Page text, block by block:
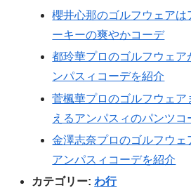
櫻井心那のゴルフウェア
ーキーの爽やかコーデ
都玲華プロのゴルフウェア
ンパスィコーデを紹介
菅楓華プロのゴルフウェア
えるアンパスィのパンツコ
金澤志奈プロのゴルフウェ
アンパスィコーデを紹介
カテゴリー:わ行